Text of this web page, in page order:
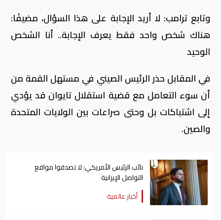
وتابع ترامب: لا أريد الإجابة على هذا السؤال، مضيفًا:
هناك شخص واحد فقط يعرف الإجابة.. أنا الشخص
الوحيد
في المقابل حذر الرئيس الصيني في مستهل القمة من
أن سوء التعامل مع قضية استقلال تايوان قد يؤدي
إلى اشتباكات بل وحتى صراعات بين الولايات المتحدة
والصين.
نائب الرئيس الأمريكي: لا تصدقوا مواقع
التواصل الإيرانية
أخبار عالمية